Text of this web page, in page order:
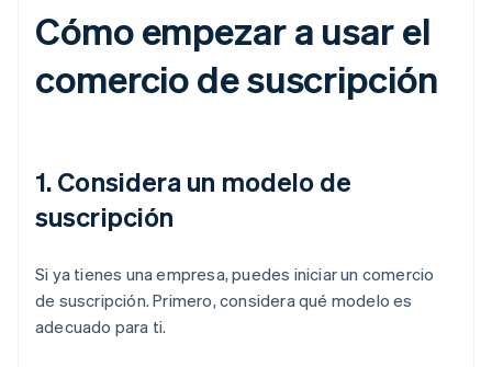
Cómo empezar a usar el
comercio de suscripción
1. Considera un modelo de
suscripción
Si ya tienes una empresa, puedes iniciar un comercio
de suscripción. Primero, considera qué modelo es
adecuado para ti.